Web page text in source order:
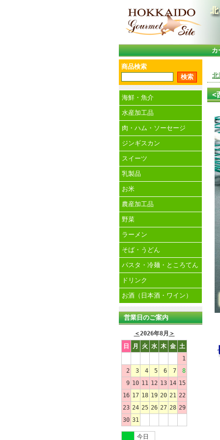
カ
商品検索
海鮮・魚介
水産加工品
肉・ハム・ソーセージ
ジンギスカン
スイーツ
乳製品
お米
農産加工品
野菜
ラーメン
そば・うどん
パスタ・冷麺・ところてん
ドリンク
お酒（日本酒・ワイン）
営業日のご案内
＜2026年8月 ＞
日
月 火 水 木 金 土
1
2
3 4 5 6 7
8
9 10 11 12 13 14 15
16 17 18 19 20 21 22
23 24 25 26 27 28 29
30 31
今日
北
<